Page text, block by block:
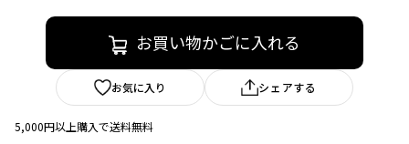
お買い物かごに入れる
お気に入り シェアする
5,000円以上購入で送料無料